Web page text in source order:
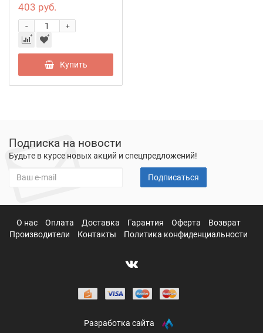
403 руб.
+
-
Купить
Подписка на новости
Будьте в курсе новых акций и спецпредложений!
Подписаться
О нас Оплата Доставка Гарантия Оферта
Возврат
Производители
Контакты Политика конфиденциальности
Разработка сайта